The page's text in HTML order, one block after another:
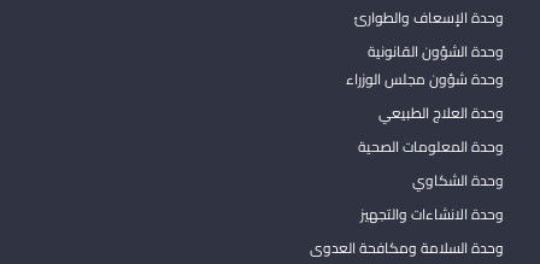
وحدة الإسعاف والطوارئ
وحدة الشؤون القانونية
وحدة شؤون مجلس الوزراء
وحدة العلاج الطبيعي
وحدة المعلومات الصحية
وحدة الشكاوي
وحدة الانشاءات والتجهيز
وحدة السلامة ومكافحة العدوى